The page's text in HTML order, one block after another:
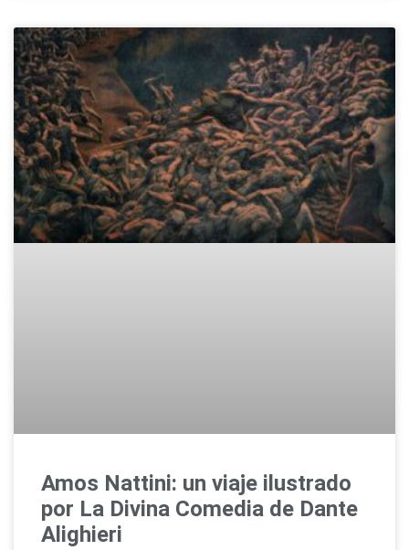
Amos Nattini: un viaje ilustrado
por La Divina Comedia de Dante
Alighieri